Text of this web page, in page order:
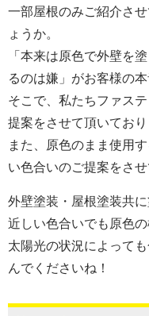
一部屋根のみご紹介さ
ょうか。
「本来は原色で外壁を
るのは嫌」がお客様の
そこで、私たちファス
提案をさせて頂いており
また、原色のまま使用
い色合いのご提案をさせ
外壁塗装・屋根塗装共
近しい色合いでも原色
太陽光の状況によって
んでくださいね！